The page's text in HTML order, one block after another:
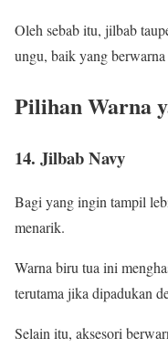
Oleh sebab itu, jilbab
ungu, baik yang
Pilihan Warna
14. Jilbab Navy
Bagi yang ingin tampil
menarik.
Warna biru tua ini
terutama jika dipadukan
Selain itu, aksesori